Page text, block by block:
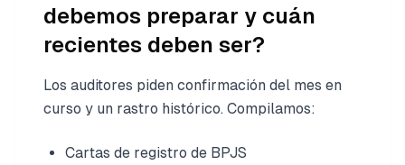
debemos preparar y cuán
recientes deben ser?
Los auditores piden confirmación del mes en
curso y un rastro histórico. Compilamos:
Cartas de registro de BPJS